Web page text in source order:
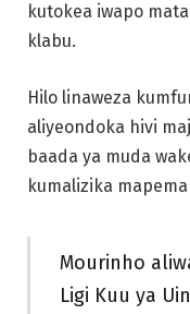
kutokea iwapo
klabu.
Hilo linaweza
aliyeondoka hivi
baada ya muda
kumalizika
Mourinho
Ligi Kuu ya